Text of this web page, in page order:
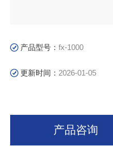
产品型号： fx-1000
更新时间： 2026-01-05
产品咨询